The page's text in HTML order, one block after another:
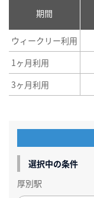
期間
ウィークリー利用
1ヶ月利用
3ヶ月利用
選択中の条件
厚別駅